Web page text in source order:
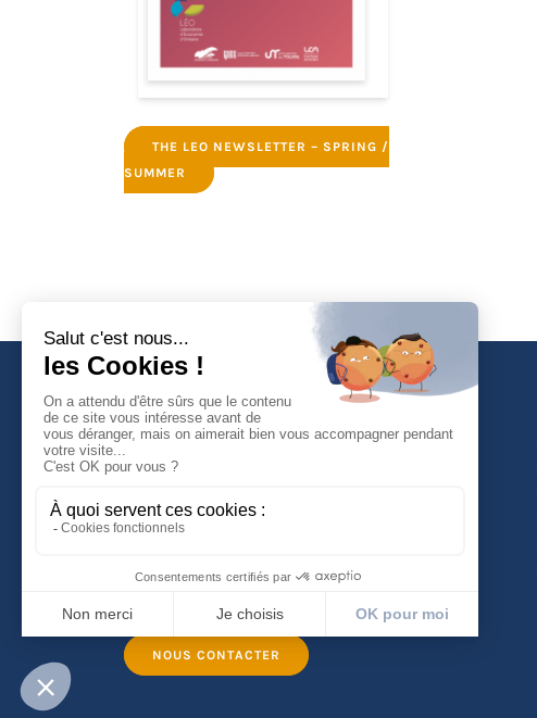
THE LEO NEWSLETTER – SPRING /
SUMMER
Faculté de Droit d'Economie et de Gestion
Tél : (33) (0)2 38 41 70 37
NOUS CONTACTER